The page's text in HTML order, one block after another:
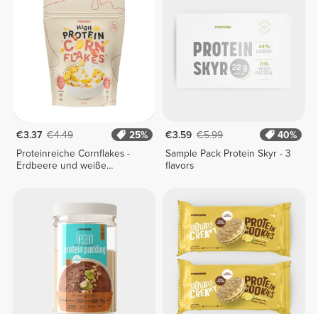
€3.37 €4.49
25%
Proteinreiche Cornflakes -
Erdbeere und weiße
€3.59 €5.99
40%
Sample Pack Protein Skyr - 3
flavors